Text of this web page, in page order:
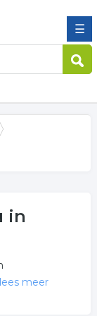
☰
in
lees meer